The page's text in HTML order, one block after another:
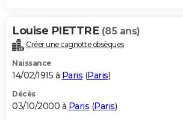
Louise PIETTRE (85 ans)
Créer une cagnotte obsèques
Naissance
14/02/1915 à Paris (Paris)
Décès
03/10/2000 à Paris (Paris)